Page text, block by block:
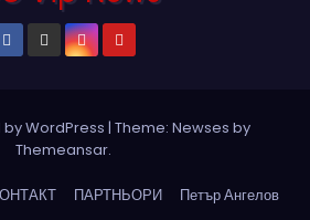
WordPress | Theme: Newses by
Themeansar.
ПАРТНЬОРИ Петър Ангелов